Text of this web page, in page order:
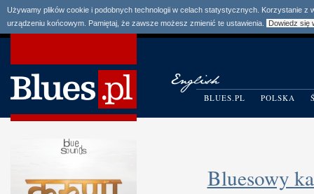
Używamy plików cookie i podobnych technologii w celach statystycznych. Korzystanie
urządzeniu końcowym. Pamiętaj, że zawsze możesz zmienić te ustawienia.
Dowiedz się
BLUES.PL POLSKA
Bluesowy